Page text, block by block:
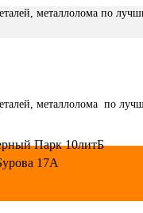
металлолома по
металлолома по
Парк 10литБ
17А